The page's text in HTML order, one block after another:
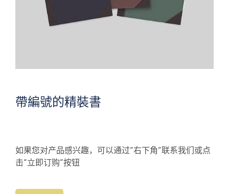
帶編號的精裝書
如果您对产品感兴趣，可以通过“右下角”联系我们或点
击“立即订购”按钮